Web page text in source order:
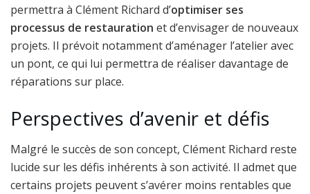
permettra à Clément Richard d’optimiser ses
processus de restauration et d’envisager de nouveaux
projets. Il prévoit notamment d’aménager l’atelier avec
un pont, ce qui lui permettra de réaliser davantage de
réparations sur place.
Perspectives d’avenir et défis
Malgré le succès de son concept, Clément Richard reste
lucide sur les défis inhérents à son activité. Il admet que
certains projets peuvent s’avérer moins rentables que